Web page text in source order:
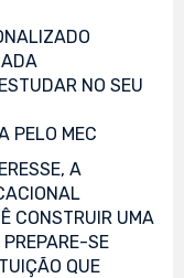
NO SEU
PELO MEC
A
CONSTRUIR UMA
SE
QUE